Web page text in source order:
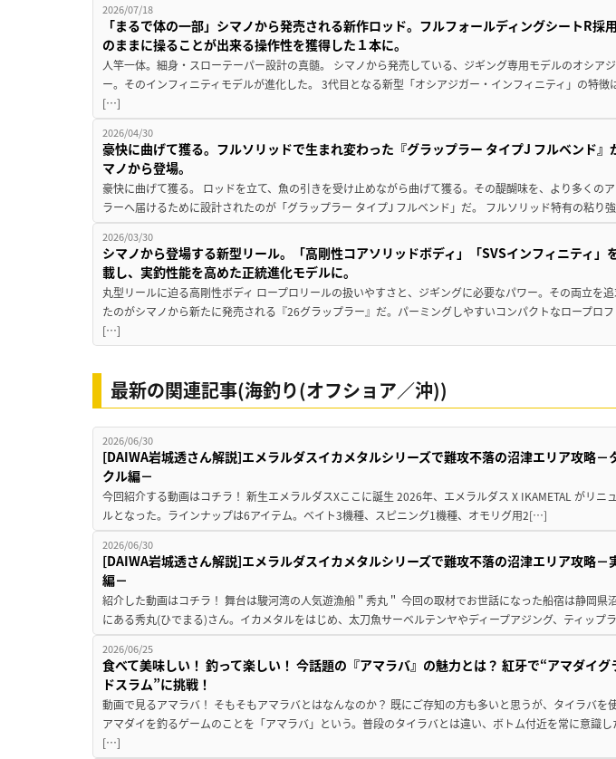
2026/07/18
「まるで体の一部」シマノから発売される新作ロッド。フルフォールディングシートR採
のままに操ることが出来る操作性を獲得した１本に。
人竿一体。細身・スローテーパー設計の真髄。 シマノから発売している、ジギング専用モデルのオシア
ー。そのインフィニティモデルが進化した。 3代目となる新型「オシアジガー・インフィニティ」の特徴
[…]
2026/04/30
豪快に曲げて獲る。フルソリッドで生まれ変わった『グラップラー タイプJ フルベンド』
マノから登場。
豪快に曲げて獲る。 ロッドを立て、魚の引きを受け止めながら曲げて獲る。その醍醐味を、より多くの
ラーへ届けるために設計されたのが「グラップラー タイプJ フルベンド」だ。 フルソリッド特有の粘り
2026/03/30
シマノから登場する新型リール。「高剛性コアソリッドボディ」「SVSインフィニティ」
載し、実釣性能を高めた正統進化モデルに。
丸型リールに迫る高剛性ボディ ロープロリールの扱いやすさと、ジギングに必要なパワー。その両立を
たのがシマノから新たに発売される『26グラップラー』だ。パーミングしやすいコンパクトなロープロフ
[…]
最新の関連記事(海釣り(オフショア／沖))
2026/06/30
[DAIWA岩城透さん解説]エメラルダスイカメタルシリーズで難攻不落の沼津エリア攻略－
クル編－
今回紹介する動画はコチラ！ 新生エメラルダスXここに誕生 2026年、エメラルダス X IKAMETAL がリニ
ルとなった。ラインナップは6アイテム。ベイト3機種、スピニング1機種、オモリグ用2[…]
2026/06/30
[DAIWA岩城透さん解説]エメラルダスイカメタルシリーズで難攻不落の沼津エリア攻略－
編－
紹介した動画はコチラ！ 舞台は駿河湾の人気遊漁船＂秀丸＂ 今回の取材でお世話になった船宿は静岡県
にある秀丸(ひでまる)さん。イカメタルをはじめ、太刀魚サーベルテンヤやディープアジング、ティップ
2026/06/25
食べて美味しい！ 釣って楽しい！ 今話題の『アマラバ』の魅力とは？ 紅牙で“アマダイグ
ドスラム”に挑戦！
動画で見るアマラバ！ そもそもアマラバとはなんなのか？ 既にご存知の方も多いと思うが、タイラバを
アマダイを釣るゲームのことを「アマラバ」という。普段のタイラバとは違い、ボトム付近を常に意識し
[…]